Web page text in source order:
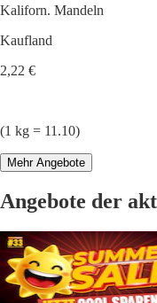
Kaliforn. Mandeln
Kaufland
2,22 €
(1 kg = 11.10)
Mehr Angebote
Angebote der